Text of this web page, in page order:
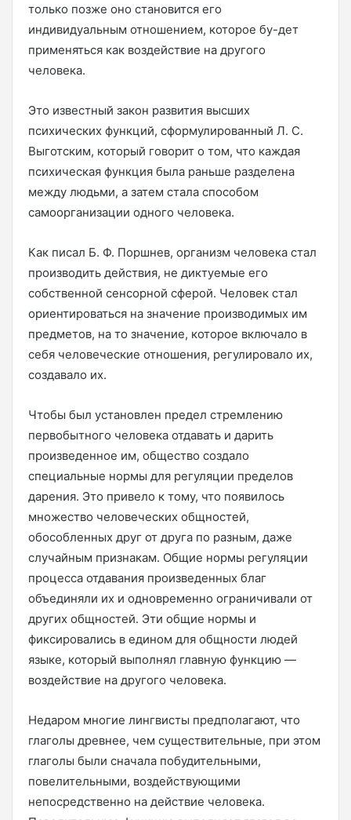
только позже оно становится его
индивидуальным отношением, которое бу-дет
применяться как воздействие на другого
человека.
Это известный закон развития высших
психических функций, сформулированный Л. С.
Выготским, который говорит о том, что каждая
психическая функция была раньше разделена
между людьми, а затем стала способом
самоорганизации одного человека.
Как писал Б. Ф. Поршнев, организм человека стал
производить действия, не диктуемые его
собственной сенсорной сферой. Человек стал
ориентироваться на значение производимых им
предметов, на то значение, которое включало в
себя человеческие отношения, регулировало их,
создавало их.
Чтобы был установлен предел стремлению
первобытного человека отдавать и дарить
произведенное им, общество создало
специальные нормы для регуляции пределов
дарения. Это привело к тому, что появилось
множество человеческих общностей,
обособленных друг от друга по разным, даже
случайным признакам. Общие нормы регуляции
процесса отдавания произведенных благ
объединяли их и одновременно ограничивали от
других общностей. Эти общие нормы и
фиксировались в едином для общности людей
языке, который выполнял главную функцию —
воздействие на другого человека.
Недаром многие лингвисты предполагают, что
глаголы древнее, чем существительные, при этом
глаголы были сначала побудительными,
повелительными, воздействующими
непосредственно на действие человека.